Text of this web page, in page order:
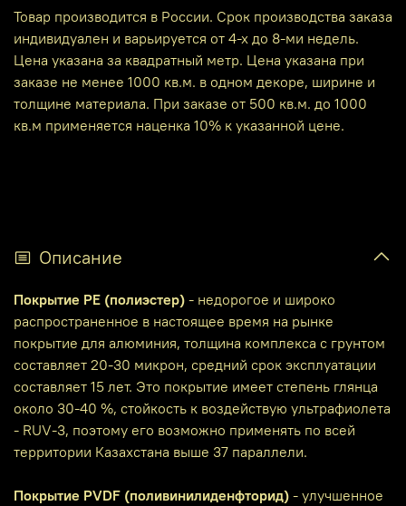
Товар производится в России. Срок производства заказа
индивидуален и варьируется от 4-х до 8-ми недель.
Цена указана за квадратный метр. Цена указана при
заказе не менее 1000 кв.м. в одном декоре, ширине и
толщине материала. При заказе от 500 кв.м. до 1000
кв.м применяется наценка 10% к указанной цене.
Описание
Покрытие PE (полиэстер) - недорогое и широко
распространенное в настоящее время на рынке
покрытие для алюминия, толщина комплекса с грунтом
составляет 20-30 микрон, средний срок эксплуатации
составляет 15 лет. Это покрытие имеет степень глянца
около 30-40 %, стойкость к воздействую ультрафиолета
- RUV-3, поэтому его возможно применять по всей
территории Казахстана выше 37 параллели.
Покрытие PVDF (поливинилиденфторид) - улучшенное